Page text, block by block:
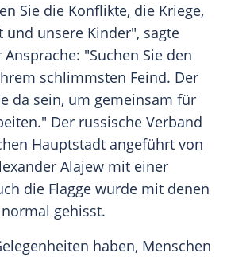
Sie die Konflikte, die Kriege,
unsere Kinder", sagte
"Suchen Sie den
schlimmsten Feind. Der
da sein, um gemeinsam für
Der russische Verband
Hauptstadt angeführt von
Alajew mit einer
die Flagge wurde mit denen
gehisst.
haben, Menschen